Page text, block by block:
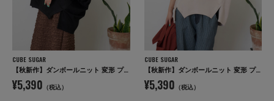
CUBE SUGAR
【秋新作】ダンボールニット 変形 プルオーバー
¥5,390 （税込）
CUBE SUGAR
【秋新作】ダンボールニット 変形 プルオーバー
¥5,390 （税込）